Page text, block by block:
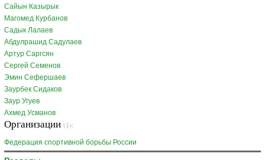
Сайын Казырык
Магомед Курбанов
Садык Лалаев
Абдулрашид Садулаев
Артур Саргсян
Сергей Семенов
Эмин Сефершаев
Заурбек Сидаков
Заур Угуев
Ахмед Усманов
Организации (1):
Федерация спортивной борьбы России